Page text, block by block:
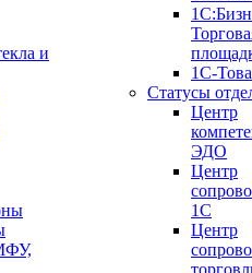
и
1С-
Статусы
Центр
ЭДО
Центр
1С
Центр